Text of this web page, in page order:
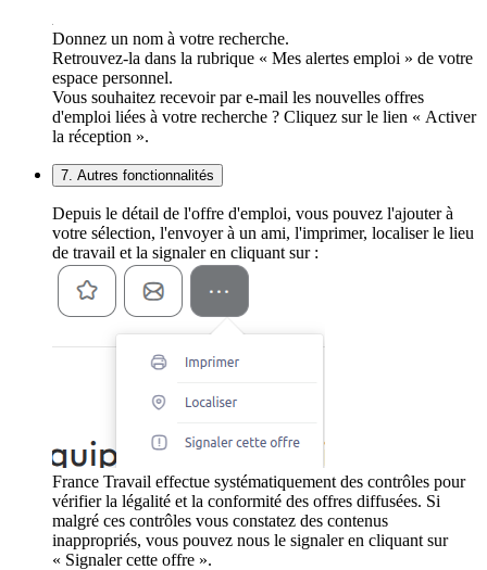
Donnez un nom à votre recherche.
Retrouvez-la dans la rubrique « Mes alertes emploi » de votre
espace personnel.
Vous souhaitez recevoir par e-mail les nouvelles offres
d'emploi liées à votre recherche ? Cliquez sur le lien « Activer
la réception ».
7. Autres fonctionnalités
Depuis le détail de l'offre d'emploi, vous pouvez l'ajouter à
votre sélection, l'envoyer à un ami, l'imprimer, localiser le lieu
de travail et la signaler en cliquant sur :
France Travail effectue systématiquement des contrôles pour
vérifier la légalité et la conformité des offres diffusées. Si
malgré ces contrôles vous constatez des contenus
inappropriés, vous pouvez nous le signaler en cliquant sur
« Signaler cette offre ».